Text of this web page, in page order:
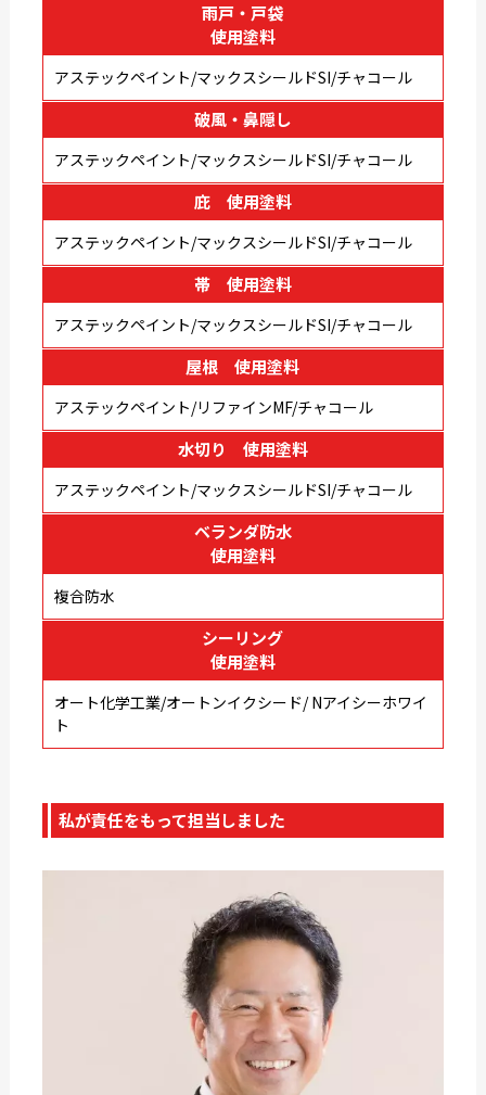
雨戸・戸袋
使用塗料
アステックペイント/マックスシールドSI/チャコール
破風・鼻隠し
アステックペイント/マックスシールドSI/チャコール
庇 使用塗料
アステックペイント/マックスシールドSI/チャコール
帯 使用塗料
アステックペイント/マックスシールドSI/チャコール
屋根 使用塗料
アステックペイント/リファインMF/チャコール
水切り 使用塗料
アステックペイント/マックスシールドSI/チャコール
ベランダ防水
使用塗料
複合防水
シーリング
使用塗料
オート化学工業/オートンイクシード/ Nアイシーホワイ
ト
私が責任をもって担当しました